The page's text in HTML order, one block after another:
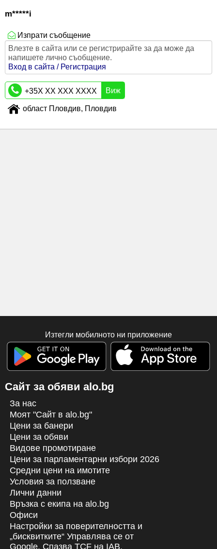
m*****i
Изпрати съобщение
Влезте в сайта или се регистрирайте за да може да
напишете лично съобщение.
Вход в сайта / Регистрация
+35X XX XXX XXXX Виж
област Пловдив, Пловдив
Изтегли мобилното ни приложение
Сайт за обяви alo.bg
За нас
Моят "Сайт в alo.bg"
Цени за банери
Цени за обяви
Видове промотиране
Цени за парламентарни избори 2026
Средни цени на имотите
Условия за ползване
Лични данни
Връзка с екипa на alo.bg
Офиси
Настройки за поверителността и
„бисквитките“ Управлява се от
Google. Спазва TCF на IAB.